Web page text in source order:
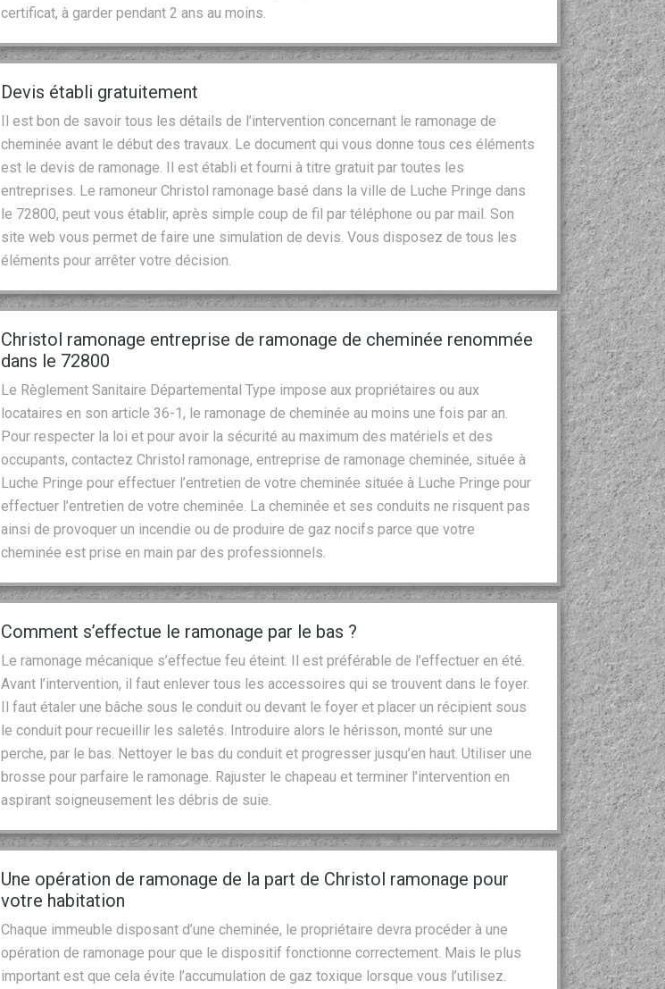
certificat, à garder pendant 2 ans au moins.
Devis établi gratuitement
Il est bon de savoir tous les détails de l’intervention concernant le ramonage de
cheminée avant le début des travaux. Le document qui vous donne tous ces éléments
est le devis de ramonage. Il est établi et fourni à titre gratuit par toutes les
entreprises. Le ramoneur Christol ramonage basé dans la ville de Luche Pringe dans
le 72800, peut vous établir, après simple coup de fil par téléphone ou par mail. Son
site web vous permet de faire une simulation de devis. Vous disposez de tous les
éléments pour arrêter votre décision.
Christol ramonage entreprise de ramonage de cheminée renommée
dans le 72800
Le Règlement Sanitaire Départemental Type impose aux propriétaires ou aux
locataires en son article 36-1, le ramonage de cheminée au moins une fois par an.
Pour respecter la loi et pour avoir la sécurité au maximum des matériels et des
occupants, contactez Christol ramonage, entreprise de ramonage cheminée, située à
Luche Pringe pour effectuer l’entretien de votre cheminée située à Luche Pringe pour
effectuer l’entretien de votre cheminée. La cheminée et ses conduits ne risquent pas
ainsi de provoquer un incendie ou de produire de gaz nocifs parce que votre
cheminée est prise en main par des professionnels.
Comment s’effectue le ramonage par le bas ?
Le ramonage mécanique s’effectue feu éteint. Il est préférable de l’effectuer en été.
Avant l’intervention, il faut enlever tous les accessoires qui se trouvent dans le foyer.
Il faut étaler une bâche sous le conduit ou devant le foyer et placer un récipient sous
le conduit pour recueillir les saletés. Introduire alors le hérisson, monté sur une
perche, par le bas. Nettoyer le bas du conduit et progresser jusqu’en haut. Utiliser une
brosse pour parfaire le ramonage. Rajuster le chapeau et terminer l’intervention en
aspirant soigneusement les débris de suie.
Une opération de ramonage de la part de Christol ramonage pour
votre habitation
Chaque immeuble disposant d’une cheminée, le propriétaire devra procéder à une
opération de ramonage pour que le dispositif fonctionne correctement. Mais le plus
important est que cela évite l’accumulation de gaz toxique lorsque vous l’utilisez.